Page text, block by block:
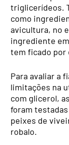
triglicerídeos.
como
avicultura, no
ingrediente
tem ficado por
Para avaliar a
limitações na
com glicerol,
foram
peixes de
robalo.